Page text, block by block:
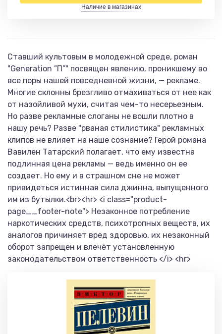
Наличие в магазинах
Ставший культовым в молодежной среде, роман
"Generation ”П”" посвящен явлению, проникшему во
все поры нашей повседневной жизни, — рекламе.
Многие склонны брезгливо отмахиваться от нее как
от назойливой мухи, считая чем-то несерьезным.
Но разве рекламные слоганы не вошли плотно в
нашу речь? Разве "рваная стилистика" рекламных
клипов не влияет на наше сознание? Герой романа
Вавилен Татарский полагает, что ему известна
подлинная цена рекламы — ведь именно он ее
создает. Но ему и в страшном сне не может
привидеться истинная сила джинна, выпущенного
им из бутылки.<br><hr> <i class="product-
page__footer-note"> Незаконное потребление
наркотических средств, психотропных веществ, их
аналогов причиняет вред здоровью, их незаконный
оборот запрещен и влечёт установленную
законодательством ответственность </i> <hr>